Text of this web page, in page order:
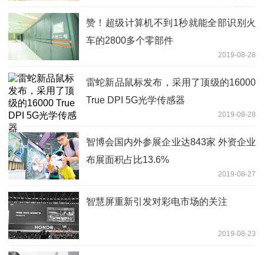
赞！超级计算机不到1秒就能全部识别火
车的2800多个零部件
2019-08-28
雷蛇新品鼠标发布，采用了顶级的16000
True DPI 5G光学传感器
2019-08-28
智博会国内外参展企业达843家 外资企业
布展面积占比13.6%
2019-08-27
智慧屏重新引发对彩电市场的关注
2019-08-23